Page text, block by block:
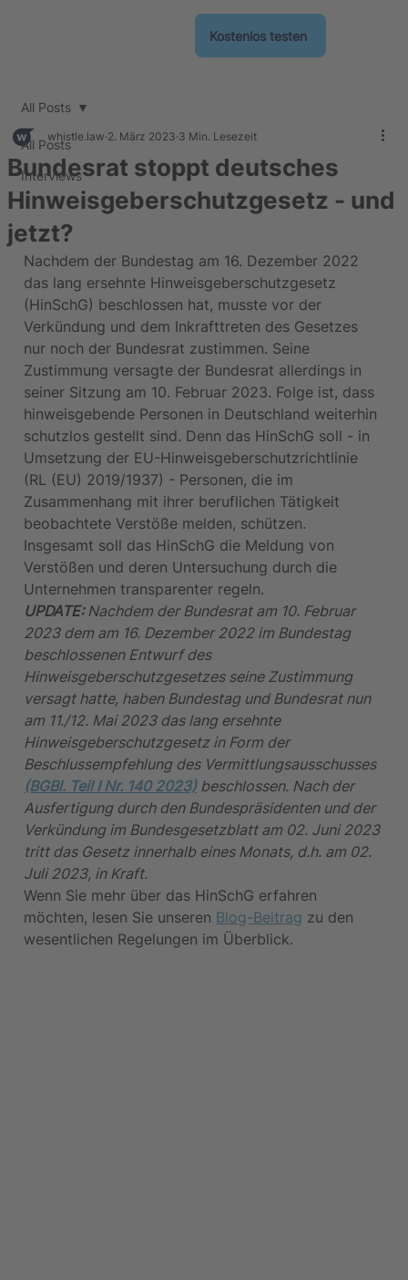
Kostenlos testen
All Posts
Interviews
All Posts
Bundesrat stoppt deutsches
Hinweisgeberschutzgesetz - und
jetzt?
whistle.law 2. März 2023 3 Min. Lesezeit
Nachdem der Bundestag am 16. Dezember 2022
das lang ersehnte Hinweisgeberschutzgesetz
(HinSchG) beschlossen hat, musste vor der
Verkündung und dem Inkrafttreten des Gesetzes
nur noch der Bundesrat zustimmen. Seine
Zustimmung versagte der Bundesrat allerdings in
seiner Sitzung am 10. Februar 2023. Folge ist, dass
hinweisgebende Personen in Deutschland weiterhin
schutzlos gestellt sind. Denn das HinSchG soll - in
Umsetzung der EU-Hinweisgeberschutzrichtlinie
(RL (EU) 2019/1937) - Personen, die im
Zusammenhang mit ihrer beruflichen Tätigkeit
beobachtete Verstöße melden, schützen.
Insgesamt soll das HinSchG die Meldung von
Verstößen und deren Untersuchung durch die
Unternehmen transparenter regeln.
UPDATE: Nachdem der Bundesrat am 10. Februar
2023 dem am 16. Dezember 2022 im Bundestag
beschlossenen Entwurf des
Hinweisgeberschutzgesetzes seine Zustimmung
versagt hatte, haben Bundestag und Bundesrat nun
am 11./12. Mai 2023 das lang ersehnte
Hinweisgeberschutzgesetz in Form der
Beschlussempfehlung des Vermittlungsausschusses
(BGBl. Teil I Nr. 140 2023) beschlossen. Nach der
Ausfertigung durch den Bundespräsidenten und der
Verkündung im Bundesgesetzblatt am 02. Juni 2023
tritt das Gesetz innerhalb eines Monats, d.h. am 02.
Juli 2023, in Kraft.
Wenn Sie mehr über das HinSchG erfahren
möchten, lesen Sie unseren Blog-Beitrag zu den
wesentlichen Regelungen im Überblick.